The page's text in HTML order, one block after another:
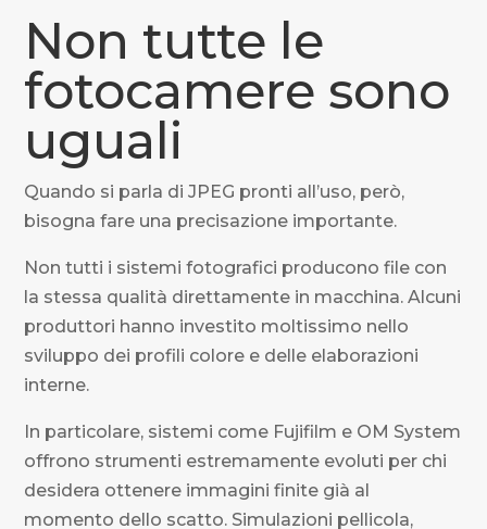
Non tutte le
fotocamere sono
uguali
Quando si parla di JPEG pronti all’uso, però,
bisogna fare una precisazione importante.
Non tutti i sistemi fotografici producono file con
la stessa qualità direttamente in macchina. Alcuni
produttori hanno investito moltissimo nello
sviluppo dei profili colore e delle elaborazioni
interne.
In particolare, sistemi come Fujifilm e OM System
offrono strumenti estremamente evoluti per chi
desidera ottenere immagini finite già al
momento dello scatto. Simulazioni pellicola,